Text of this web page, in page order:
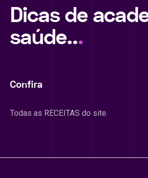
Dicas de
saúde...
Confira
Todas as RECEITAS do site.